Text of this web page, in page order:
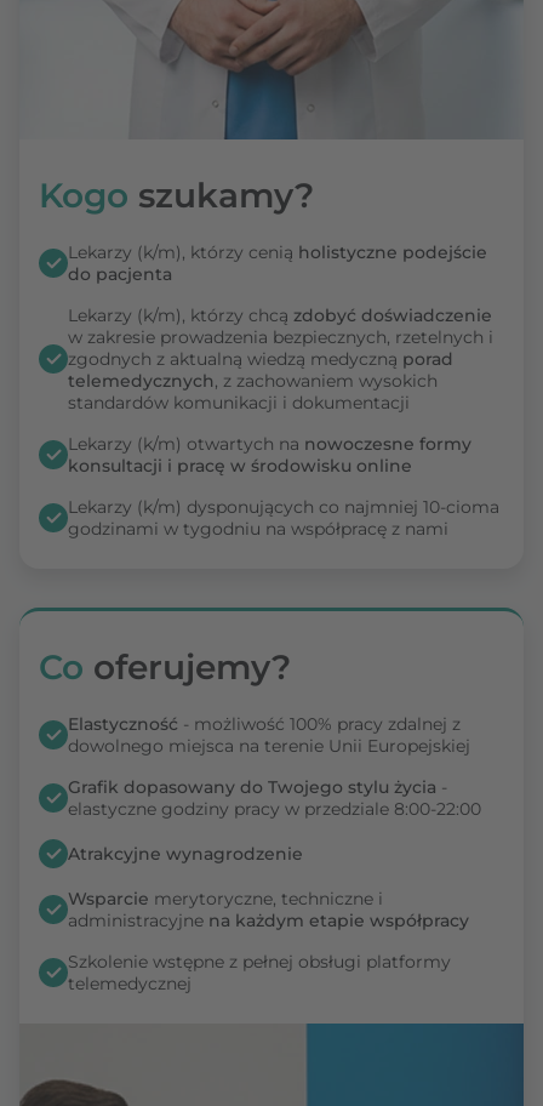
Kogo szukamy?
Lekarzy (k/m), którzy cenią holistyczne podejście
do pacjenta
Lekarzy (k/m), którzy chcą zdobyć doświadczenie
w zakresie prowadzenia bezpiecznych, rzetelnych i
zgodnych z aktualną wiedzą medyczną porad
telemedycznych, z zachowaniem wysokich
standardów komunikacji i dokumentacji
Lekarzy (k/m) otwartych na nowoczesne formy
konsultacji i pracę w środowisku online
Lekarzy (k/m) dysponujących co najmniej 10-cioma
godzinami w tygodniu na współpracę z nami
Co oferujemy?
Elastyczność - możliwość 100% pracy zdalnej z
dowolnego miejsca na terenie Unii Europejskiej
Grafik dopasowany do Twojego stylu życia -
elastyczne godziny pracy w przedziale 8:00-22:00
Atrakcyjne wynagrodzenie
Wsparcie merytoryczne, techniczne i
administracyjne na każdym etapie współpracy
Szkolenie wstępne z pełnej obsługi platformy
telemedycznej